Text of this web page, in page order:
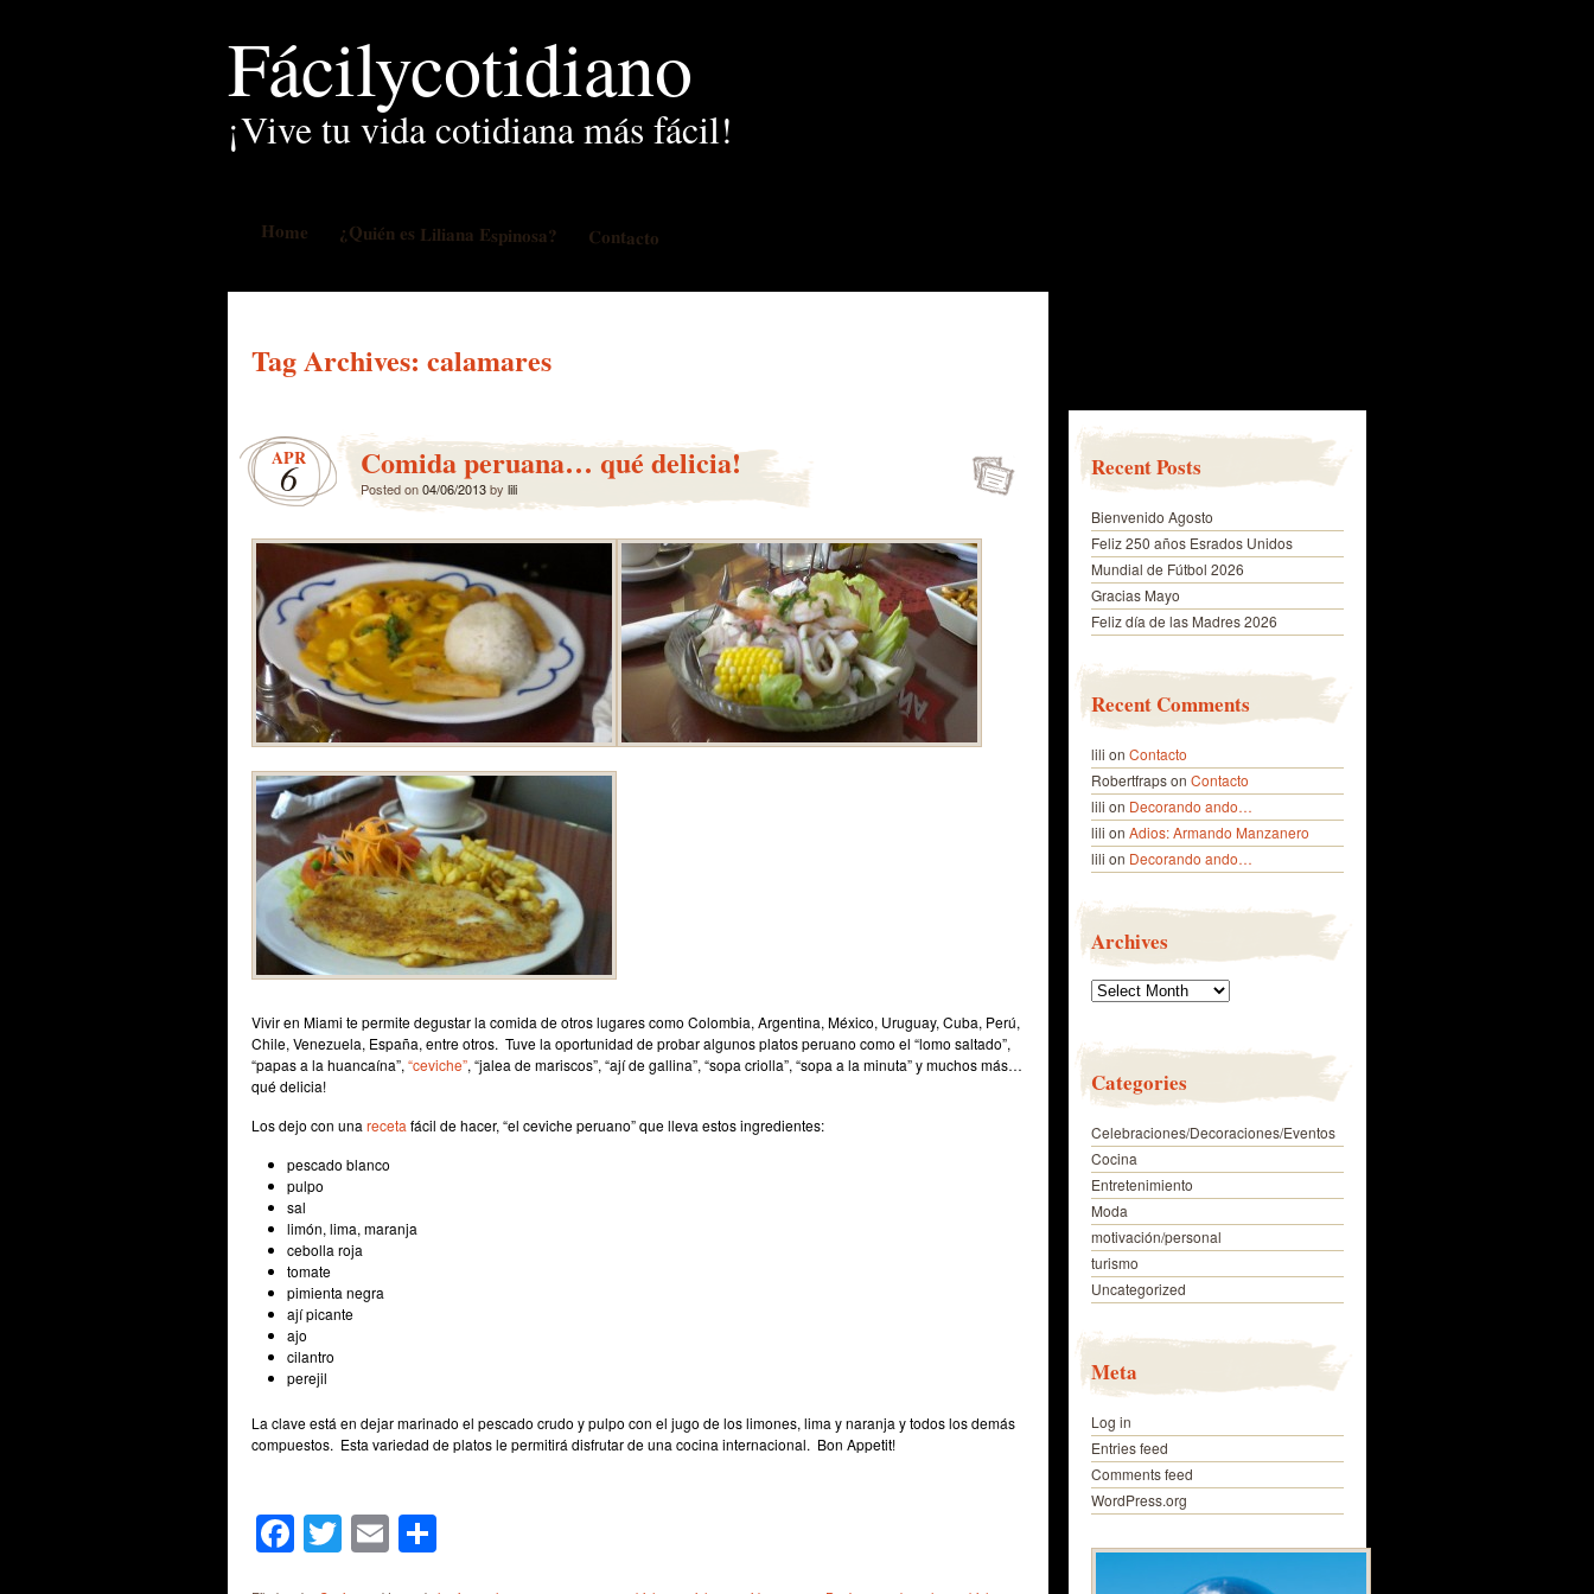
Fácilycotidiano
¡Vive tu vida cotidiana más fácil!
Home ¿Quién es Liliana Espinosa? Contacto
Tag Archives: calamares
APR
6 Comida peruana… qué delicia!
Posted on04/06/2013by lili
Vivir en Miami te permite degustar la comida de otros lugares como Colombia, Argentina, México, Uruguay, Cuba, Perú,
Chile, Venezuela, España, entre otros. Tuve la oportunidad de probar algunos platos peruano como el “lomo saltado”,
“papas a la huancaína”, “ceviche”, “jalea de mariscos”, “ají de gallina”, “sopa criolla”, “sopa a la minuta” y muchos más…
qué delicia!
Los dejo con una receta fácil de hacer, “el ceviche peruano” que lleva estos ingredientes:
pescado blanco
pulpo
sal
limón, lima, maranja
cebolla roja
tomate
pimienta negra
ají picante
ajo
cilantro
perejil
La clave está en dejar marinado el pescado crudo y pulpo con el jugo de los limones, lima y naranja y todos los demás
compuestos. Esta variedad de platos le permitirá disfrutar de una cocina internacional. Bon Appetit!
Facebook
Twitter
Email
Recent Posts
Bienvenido Agosto
Feliz 250 años Esrados Unidos
Mundial de Fútbol 2026
Gracias Mayo
Feliz día de las Madres 2026
Recent Comments
lili on Contacto
Robertfrapson Contacto
lili on Decorando ando…
lili on Adios: Armando Manzanero
lili on Decorando ando…
Archives
Archives
Categories
Celebraciones/Decoraciones/Eventos
Cocina
Entretenimiento
Moda
motivación/personal
turismo
Uncategorized
Meta
Log in
Entries feed
Comments feed
WordPress.org